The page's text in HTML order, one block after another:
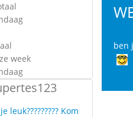
week
leuk????????? Kom
ben